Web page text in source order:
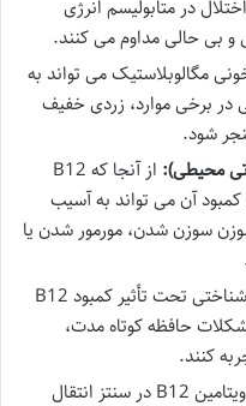
در متابولیسم انرژی
بی حالی مداوم می کنند.
مگالوبلاستیک می تواند به
برخی موارد، زردی خفیف
شود.
محیطی):
از آنجا که B12
آن می تواند به آسیب
سوزن شدن، مورمور شدن یا
عملکرد شناختی تحت تأثیر کمبود B12
حافظه کوتاه مدت،
کنند.
ویتامین B12 در سنتز انتقال